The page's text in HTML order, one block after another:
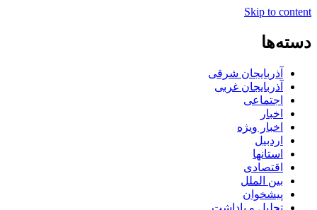
Skip to content
دسته‌ها
آذربایجان شرقی
آذربایجان غربی
اجتماعی
اخبار
اخبار ویژه
اردبیل
استانها
اقتصادی
بین الملل
پیشخوان
تحلیل و یاداشت